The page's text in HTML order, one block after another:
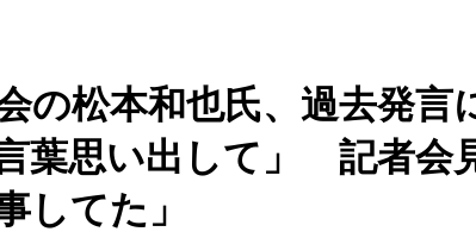
の松本和也氏、過去発言
葉思い出して」 記者会
してた」